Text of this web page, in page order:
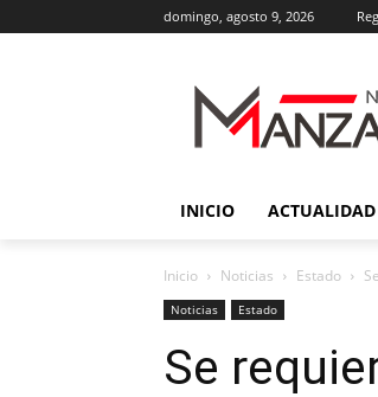
domingo, agosto 9, 2026
INICIO ACTUALIDAD
Inicio Noticias Estado
Noticias Estado
Se